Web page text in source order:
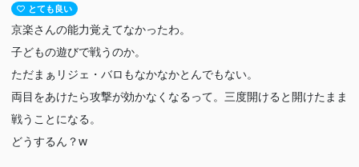
とても良い
京楽さんの能力覚えてなかったわ。
子どもの遊びで戦うのか。
ただまぁリジェ・バロもなかなかとんでもない。
両目をあけたら攻撃が効かなくなるって。三度開けると開けたまま
戦うことになる。
どうするん？w